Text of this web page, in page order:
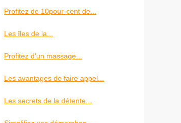
Profitez de 10pour-cent de...
Les îles de la...
Profitez d'un massage...
Les avantages de faire appel...
Les secrets de la détente...